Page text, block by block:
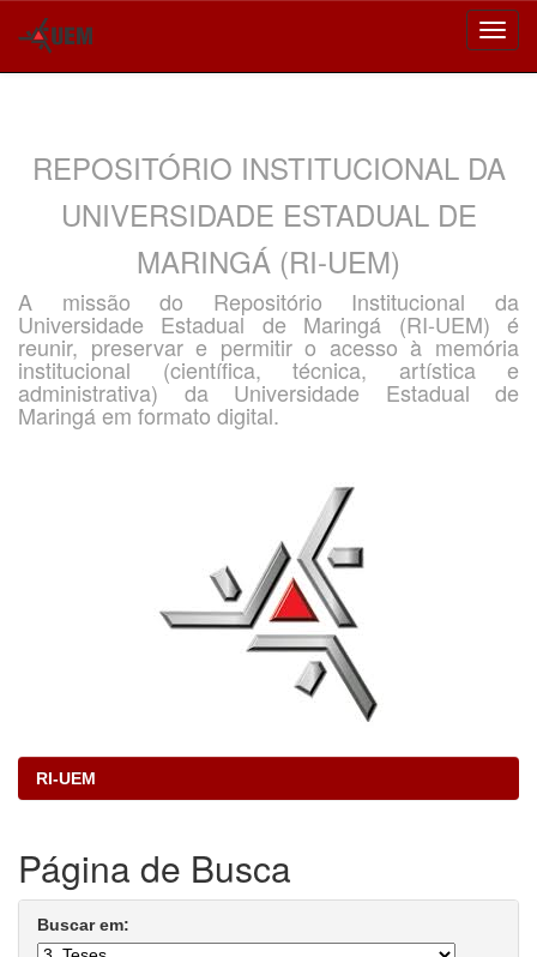
REPOSITÓRIO INSTITUCIONAL DA
UNIVERSIDADE ESTADUAL DE
MARINGÁ (RI-UEM)
A missão do Repositório Institucional da
Universidade Estadual de Maringá (RI-UEM) é
reunir, preservar e permitir o acesso à memória
institucional (científica, técnica, artística e
administrativa) da Universidade Estadual de
Maringá em formato digital.
RI-UEM
Página de Busca
Buscar em: